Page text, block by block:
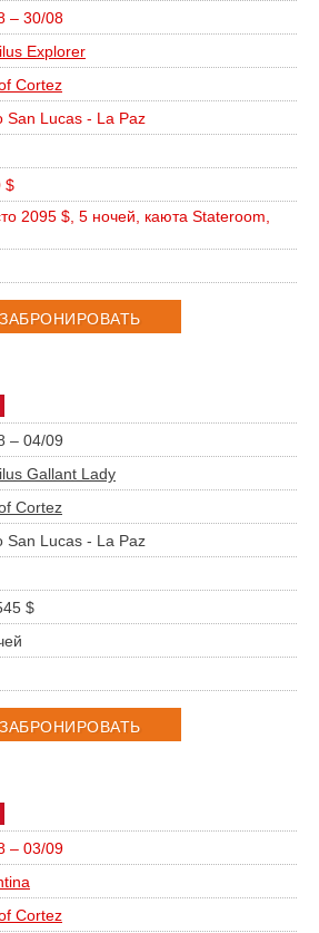
– 30/08
Explorer
Cortez
San Lucas - La Paz
$
2095 $, 5 ночей, каюта Stateroom,
ЗАБРОНИРОВАТЬ
– 04/09
Gallant Lady
Cortez
San Lucas - La Paz
$
ЗАБРОНИРОВАТЬ
– 03/09
Cortez